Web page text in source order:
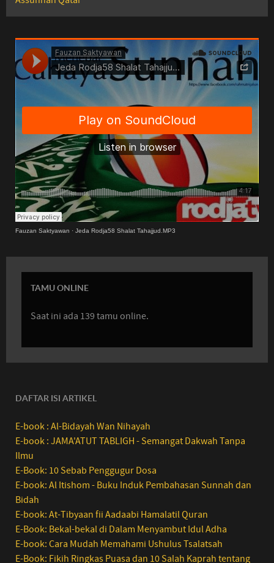
Fauzan Saktyawan · Jeda Rodja58 Shalat Tahajjud.MP3
TAMU ONLINE
Saat ini ada 139 tamu online.
DAFTAR ISI ARTIKEL
E-book : Al-Bidayah Wan Nihayah
E-book : JAMA'ATUT TABLIGH - Semangat Dakwah Tanpa
Ilmu
E-Book: 10 Sebab Penggugur Dosa
E-book: Al Itishom - Buku Induk Pembahasan Sunnah dan
Bidah
E-book: At-Tibyaan fii Aadaabi Hamalatil Quran
E-Book: Bekal-bekal di Dalam Menyambut Idul Adha
E-book: Cara Mudah Memahami Ushulus Tsalatsah
E-Book: Fikih Ringkas Puasa dan 10 Salah Kaprah tentang